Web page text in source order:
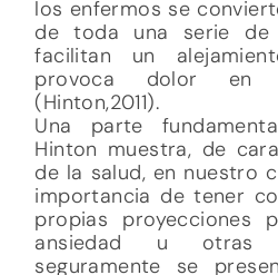
los enfermos se
de toda una serie de
facilitan un
provoca dolor en
(Hinton,2011).
Una parte
Hinton muestra, de
de la salud, en nuestro
importancia de tener
propias proyecciones
ansiedad u otras
seguramente se